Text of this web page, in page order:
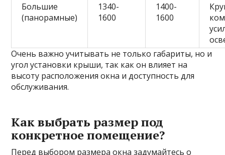
Большие
(панорамные)
1340-
1600
1400-
1600
Очень важно учитывать не только габариты, но и
угол установки крыши, так как он влияет на
высоту расположения окна и доступность для
обслуживания.
Как выбрать размер под
конкретное помещение?
Перед выбором размера окна задумайтесь о